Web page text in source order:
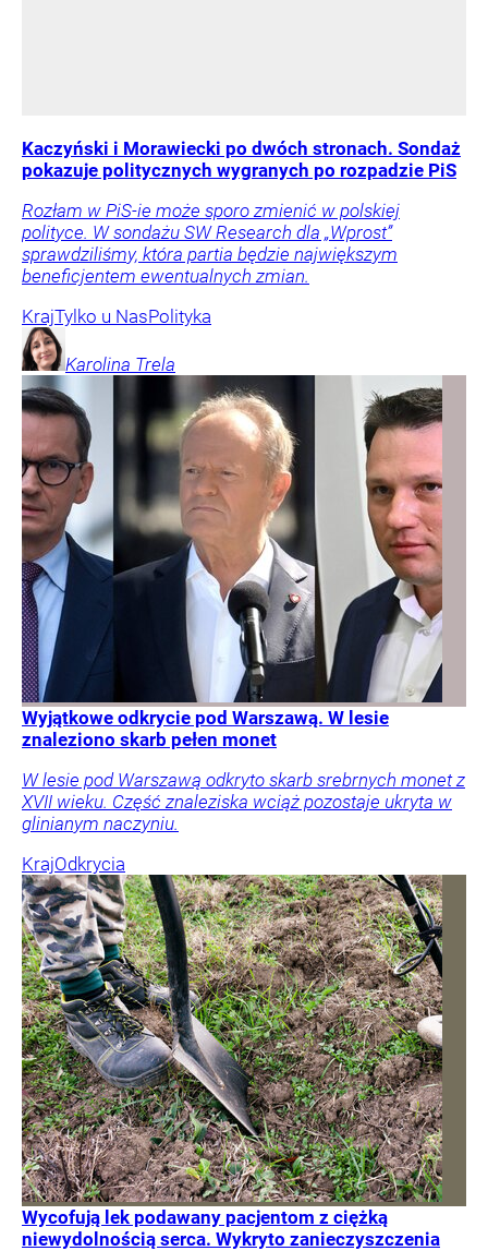
Kaczyński i Morawiecki po dwóch stronach. Sondaż
pokazuje politycznych wygranych po rozpadzie PiS
Rozłam w PiS-ie może sporo zmienić w polskiej
polityce. W sondażu SW Research dla „Wprost”
sprawdziliśmy, która partia będzie największym
beneficjentem ewentualnych zmian.
KrajTylko u NasPolityka
Karolina Trela
Wyjątkowe odkrycie pod Warszawą. W lesie
znaleziono skarb pełen monet
W lesie pod Warszawą odkryto skarb srebrnych monet z
XVII wieku. Część znaleziska wciąż pozostaje ukryta w
glinianym naczyniu.
KrajOdkrycia
Wycofują lek podawany pacjentom z ciężką
niewydolnością serca. Wykryto zanieczyszczenia